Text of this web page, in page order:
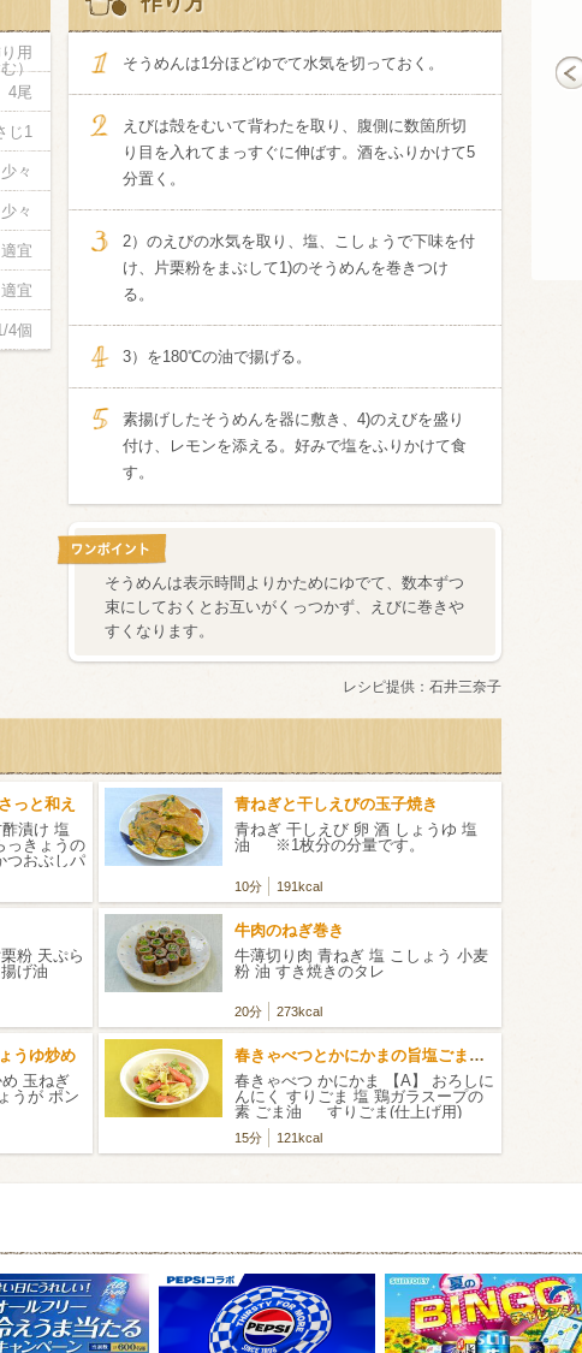
用
）
4尾
じ1
少々
少々
適宜
適宜
4個
そうめんは1分ほどゆでて水気を切っておく。
えびは殻をむいて背わたを取り、腹側に数箇所切
り目を入れてまっすぐに伸ばす。酒をふりかけて5
分置く。
2）のえびの水気を取り、塩、こしょうで下味を付
け、片栗粉をまぶして1)のそうめんを巻きつけ
る。
3）を180℃の油で揚げる。
素揚げしたそうめんを器に敷き、4)のえびを盛り
付け、レモンを添える。好みで塩をふりかけて食
す。
そうめんは表示時間よりかためにゆでて、数本ずつ
束にしておくとお互いがくっつかず、えびに巻きや
すくなります。
レシピ提供： 石井三奈子
っと和え
漬け 塩
っきょうの
つおぶしパ
青ねぎと干しえびの玉子焼き
青ねぎ 干しえび 卵 酒 しょうゆ 塩
油 ※1枚分の分量です。
10分 191kcal
粉 天ぷら
揚げ油
牛肉のねぎ巻き
牛薄切り肉 青ねぎ 塩 こしょう 小麦
粉 油 すき焼きのタレ
20分 273kcal
うゆ炒め
玉ねぎ
うが ポン
春きゃべつとかにかまの旨塩ごまだれ
春きゃべつ かにかま 【A】 おろしに
んにく すりごま 塩 鶏ガラスープの
素 ごま油 すりごま(仕上げ用)
15分 121kcal
信州富士見町産 甲州
ブリュット 2023